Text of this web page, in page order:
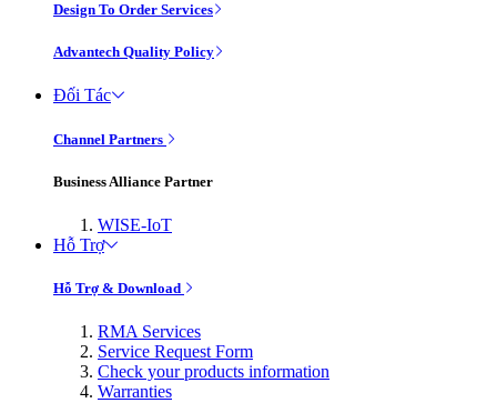
Design To Order Services
Advantech Quality Policy
Đối Tác
Channel Partners
Business Alliance Partner
WISE-IoT
Hỗ Trợ
Hỗ Trợ & Download
RMA Services
Service Request Form
Check your products information
Warranties